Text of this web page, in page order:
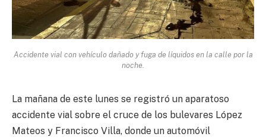
Accidente vial con vehículo dañado y fuga de líquidos en la calle por la
noche.
La mañana de este lunes se registró un aparatoso
accidente vial sobre el cruce de los bulevares López
Mateos y Francisco Villa, donde un automóvil